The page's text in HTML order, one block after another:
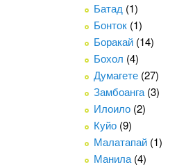
Батад (1)
Бонток (1)
Боракай (14)
Бохол (4)
Думагете (27)
Замбоанга(3)
Илоило (2)
Куйо (9)
Малатапай (1)
Манила(4)